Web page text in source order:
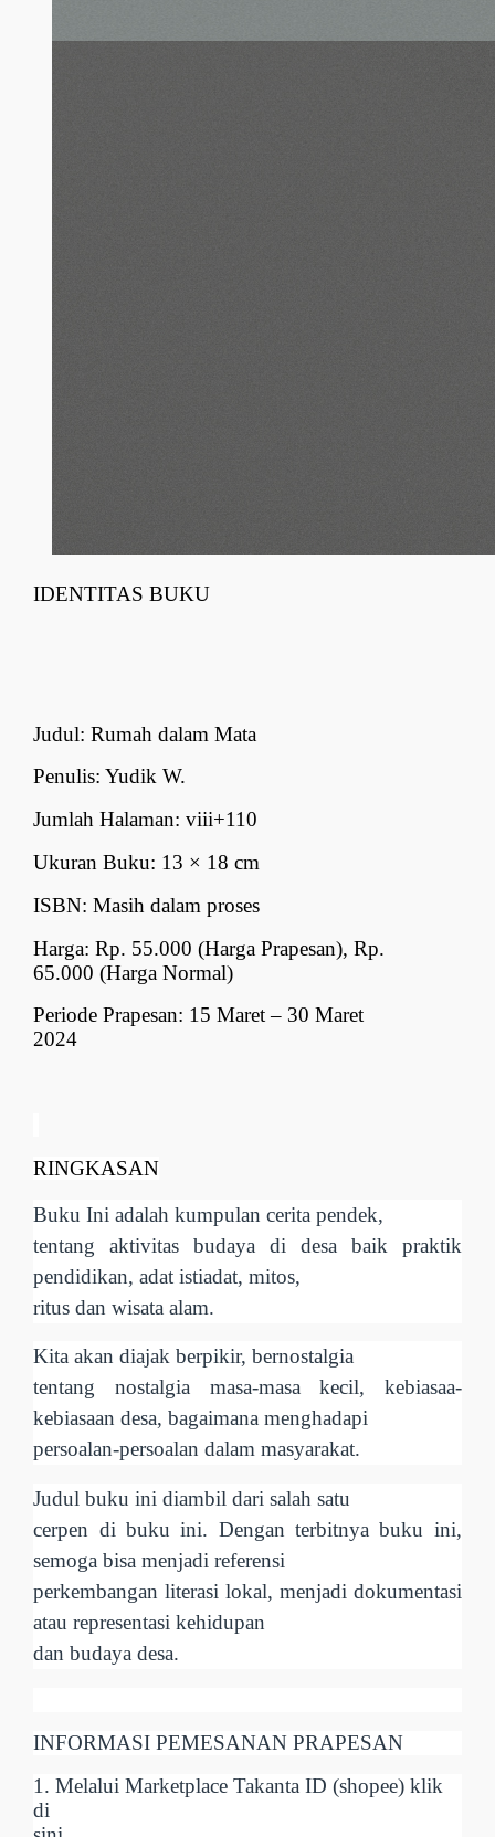
IDENTITAS BUKU
Judul: Rumah dalam Mata
Penulis: Yudik W.
Jumlah Halaman: viii+110
Ukuran Buku: 13 × 18 cm
ISBN: Masih dalam proses
Harga: Rp. 55.000 (Harga Prapesan), Rp.
65.000 (Harga Normal)
Periode Prapesan: 15 Maret – 30 Maret
2024
RINGKASAN
Buku Ini adalah kumpulan cerita pendek,
tentang aktivitas budaya di desa baik praktik
pendidikan, adat istiadat, mitos,
ritus dan wisata alam.
Kita akan diajak berpikir, bernostalgia
tentang nostalgia masa-masa kecil, kebiasaa-
kebiasaan desa, bagaimana menghadapi
persoalan-persoalan dalam masyarakat.
Judul buku ini diambil dari salah satu
cerpen di buku ini. Dengan terbitnya buku ini,
semoga bisa menjadi referensi
perkembangan literasi lokal, menjadi dokumentasi
atau representasi kehidupan
dan budaya desa.
INFORMASI PEMESANAN PRAPESAN
1. Melalui Marketplace Takanta ID (shopee) klik
di